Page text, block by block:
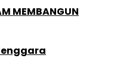
MEMBANGUN